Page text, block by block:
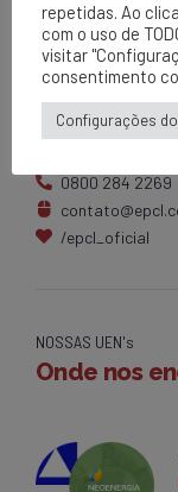
EPCL
Matriz
Av. Centenário, 1420
0800 284 2269
/epcl_oficial
NOSSAS UEN's
Onde nos
repetidas. Ao
com o uso de
visitar
consentimento
Configurações